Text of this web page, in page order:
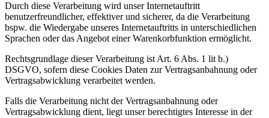
Durch diese Verarbeitung wird unser Internetauftritt
benutzerfreundlicher, effektiver und sicherer, da die Verarbeitung
bspw. die Wiedergabe unseres Internetauftritts in unterschiedlichen
Sprachen oder das Angebot einer Warenkorbfunktion ermöglicht.
Rechtsgrundlage dieser Verarbeitung ist Art. 6 Abs. 1 lit b.)
DSGVO, sofern diese Cookies Daten zur Vertragsanbahnung oder
Vertragsabwicklung verarbeitet werden.
Falls die Verarbeitung nicht der Vertragsanbahnung oder
Vertragsabwicklung dient, liegt unser berechtigtes Interesse in der